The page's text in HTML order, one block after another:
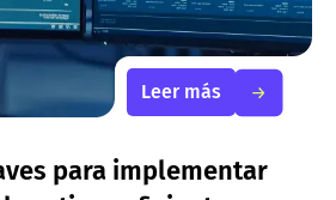
Leer más
para implementar